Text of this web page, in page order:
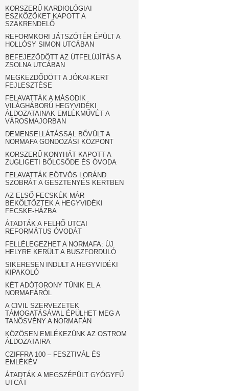
KORSZERŰ KARDIOLÓGIAI
ESZKÖZÖKET KAPOTT A
SZAKRENDELŐ
REFORMKORI JÁTSZÓTÉR ÉPÜLT A
HOLLÓSY SIMON UTCÁBAN
BEFEJEZŐDÖTT AZ ÚTFELÚJÍTÁS A
ZSOLNA UTCÁBAN
MEGKEZDŐDÖTT A JÓKAI-KERT
FEJLESZTÉSE
FELAVATTÁK A MÁSODIK
VILÁGHÁBORÚ HEGYVIDÉKI
ÁLDOZATAINAK EMLÉKMŰVÉT A
VÁROSMAJORBAN
DEMENSELLÁTÁSSAL BŐVÜLT A
NORMAFA GONDOZÁSI KÖZPONT
KORSZERŰ KONYHÁT KAPOTT A
ZUGLIGETI BÖLCSŐDE ÉS ÓVODA
FELAVATTÁK EÖTVÖS LORÁND
SZOBRÁT A GESZTENYÉS KERTBEN
AZ ELSŐ FECSKÉK MÁR
BEKÖLTÖZTEK A HEGYVIDÉKI
FECSKE-HÁZBA
ÁTADTÁK A FELHŐ UTCAI
REFORMÁTUS ÓVODÁT
FELLÉLEGEZHET A NORMAFA: ÚJ
HELYRE KERÜLT A BUSZFORDULÓ
SIKERESEN INDULT A HEGYVIDÉKI
KIPAKOLÓ
KÉT ADÓTORONY TŰNIK EL A
NORMAFÁRÓL
A CIVIL SZERVEZETEK
TÁMOGATÁSÁVAL ÉPÜLHET MEG A
TANÖSVÉNY A NORMAFÁN
KÖZÖSEN EMLÉKEZÜNK AZ OSTROM
ÁLDOZATAIRA
CZIFFRA 100 – FESZTIVÁL ÉS
EMLÉKÉV
ÁTADTÁK A MEGSZÉPÜLT GYÓGYFŰ
UTCÁT